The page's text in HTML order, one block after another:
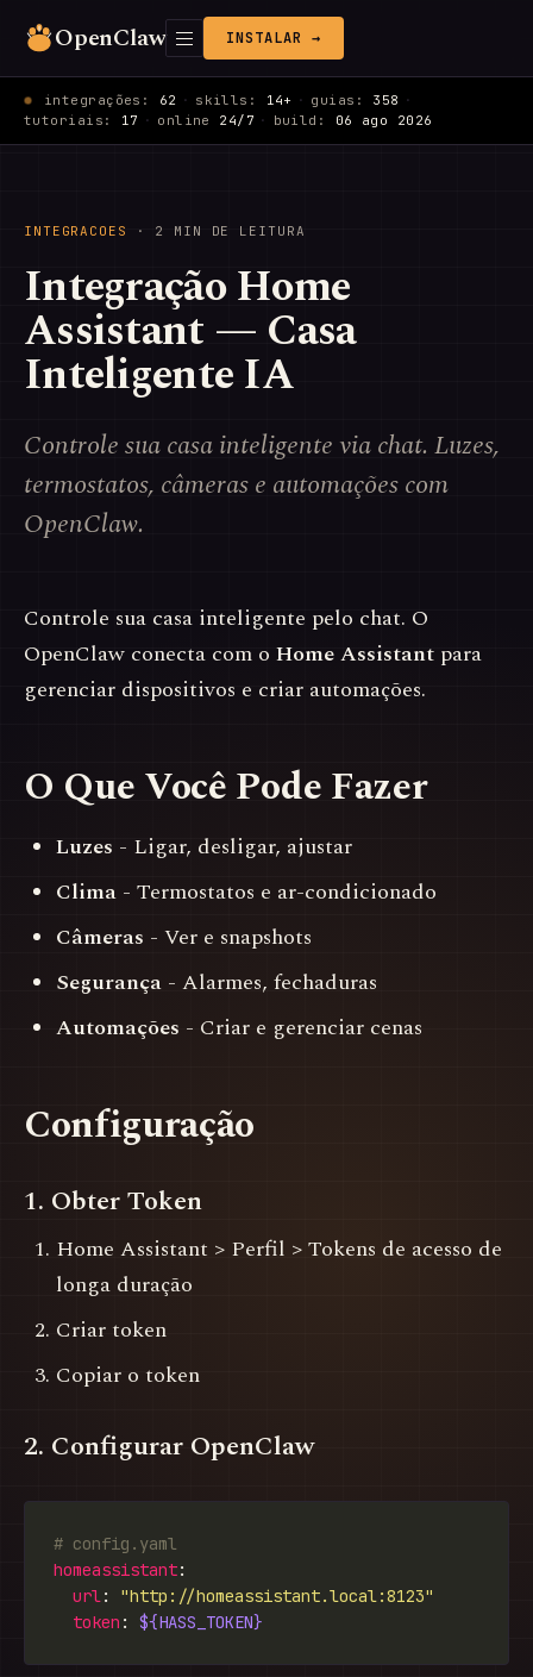
OpenClaw INSTALAR →
integrações: 62 · skills: 14+ · guias: 358 ·
tutoriais: 17 · online 24/7 · build: 06 ago 2026
INTEGRACOES · 2 MIN DE LEITURA
Integração Home
Assistant — Casa
Inteligente IA
Controle sua casa inteligente via chat. Luzes,
termostatos, câmeras e automações com
OpenClaw.
Controle sua casa inteligente pelo chat. O
OpenClaw conecta com o Home Assistant para
gerenciar dispositivos e criar automações.
O Que Você Pode Fazer
Luzes - Ligar, desligar, ajustar
Clima - Termostatos e ar-condicionado
Câmeras - Ver e snapshots
Segurança - Alarmes, fechaduras
Automações - Criar e gerenciar cenas
Configuração
1. Obter Token
Home Assistant > Perfil > Tokens de acesso de
longa duração
Criar token
Copiar o token
2. Configurar OpenClaw
# config.yaml
homeassistant
url: "http://homeassistant.local:8123"
token : ${HASS_TOKEN}